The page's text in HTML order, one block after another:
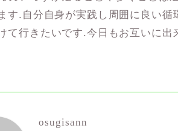
す.自分自身が実践し周囲に良い
て行きたいです.今日もお互いに
osugisann